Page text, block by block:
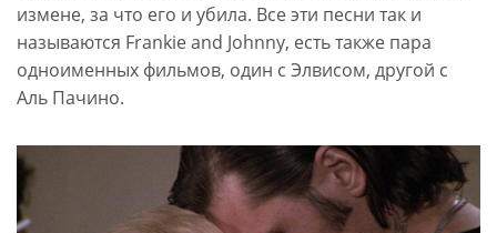
измене, за что его и убила. Все эти песни так и
называются Frankie and Johnny, есть также пара
одноименных фильмов, один с Элвисом, другой с
Аль Пачино.